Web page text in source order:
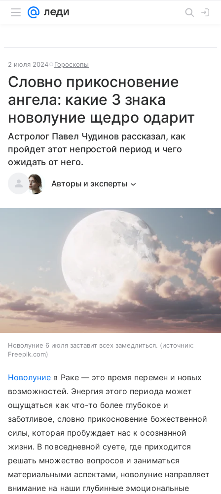
2 июля 2024 Гороскопы
Словно прикосновение
ангела: какие 3 знака
новолуние щедро одарит
Астролог Павел Чудинов рассказал, как
пройдет этот непростой период и чего
ожидать от него.
Авторы и эксперты
Новолуние 6 июля заставит всех замедлиться.
источник:
Freepik.com
Новолуние в Раке — это время перемен и новых
возможностей. Энергия этого периода может
ощущаться как что-то более глубокое и
заботливое, словно прикосновение божественной
силы, которая пробуждает нас к осознанной
жизни. В повседневной суете, где приходится
решать множество вопросов и заниматься
материальными аспектами, новолуние направляет
внимание на наши глубинные эмоциональные